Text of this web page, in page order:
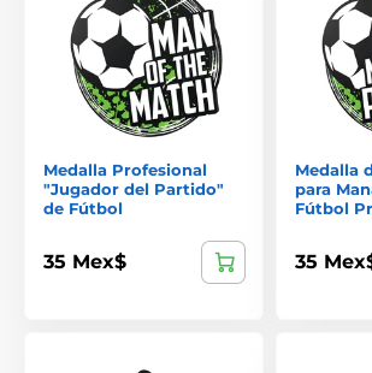
Medalla Profesional
"Jugador del Partido"
de Fútbol
35 Mex$
Medalla
para
Fútbol
35